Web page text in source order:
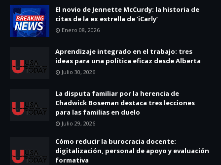
El novio de Jennette McCurdy: la historia de
citas de la ex estrella de ‘iCarly’
Enero 08, 2026
Aprendizaje integrado en el trabajo: tres
ideas para una política eficaz desde Alberta
Julio 30, 2026
La disputa familiar por la herencia de
Chadwick Boseman destaca tres lecciones
para las familias en duelo
Julio 29, 2026
Cómo reducir la burocracia docente:
digitalización, personal de apoyo y evaluación
formativa